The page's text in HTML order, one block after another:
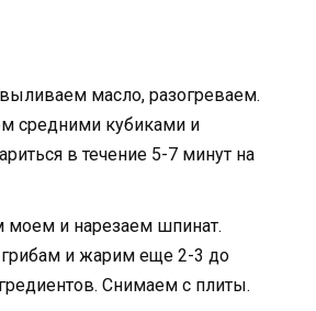
масло, разогреваем.
средними кубиками и
в течение 5-7 минут на
и нарезаем шпинат.
и жарим еще 2-3 до
Снимаем с плиты.